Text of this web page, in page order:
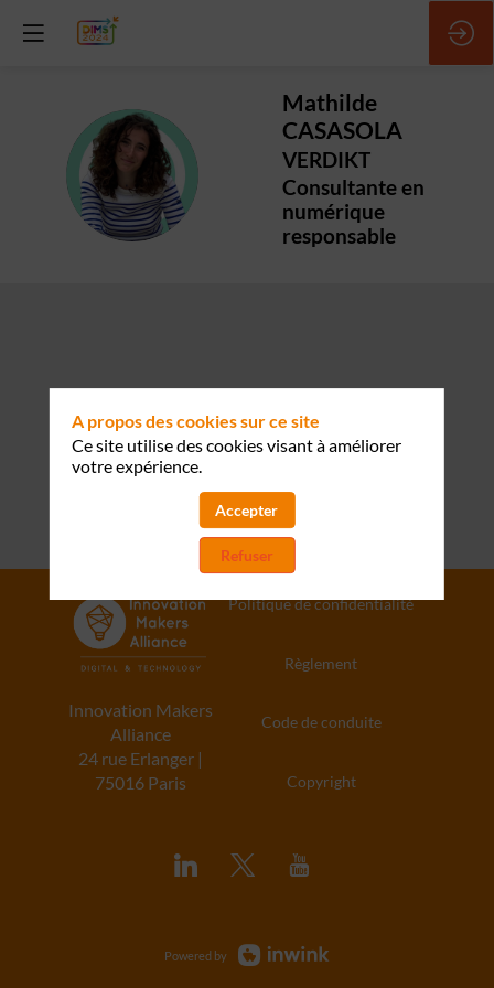
MC
Mathilde
CASASOLA
VERDIKT
Consultante en
numérique
responsable
Innovation Makers
Alliance
24 rue Erlanger |
75016 Paris
Politique de confidentialité
Règlement
Code de conduite
Copyright
Powered by
A propos des cookies sur ce site
Ce site utilise des cookies visant à améliorer
votre expérience.
Accepter
Refuser